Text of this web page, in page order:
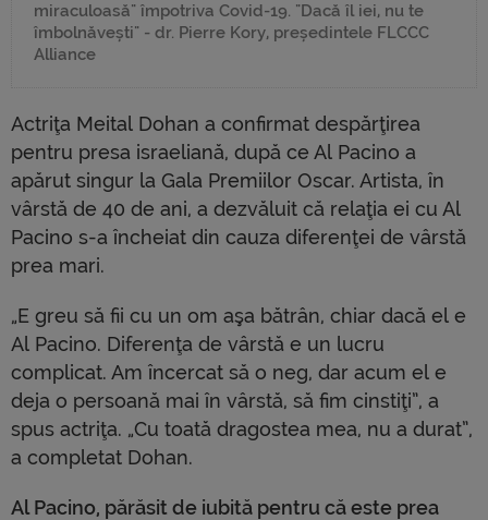
miraculoasă" împotriva Covid-19. "Dacă îl iei, nu te
îmbolnăvești" - dr. Pierre Kory, președintele FLCCC
Alliance
Actriţa Meital Dohan a confirmat despărţirea
pentru presa israeliană, după ce Al Pacino a
apărut singur la Gala Premiilor Oscar. Artista, în
vârstă de 40 de ani, a dezvăluit că relaţia ei cu Al
Pacino s-a încheiat din cauza diferenţei de vârstă
prea mari.
„E greu să fii cu un om aşa bătrân, chiar dacă el e
Al Pacino. Diferenţa de vârstă e un lucru
complicat. Am încercat să o neg, dar acum el e
deja o persoană mai în vârstă, să fim cinstiţi”, a
spus actriţa. „Cu toată dragostea mea, nu a durat”,
a completat Dohan.
Al Pacino, părăsit de iubită pentru că este prea